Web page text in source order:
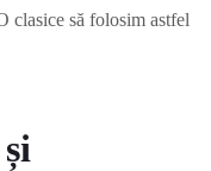
clasice să folosim astfel